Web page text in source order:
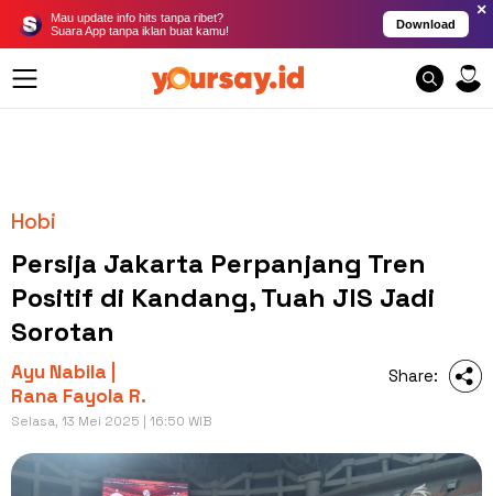
Mau update info hits tanpa ribet?
Suara App tanpa iklan buat kamu!
Download
×
Hobi
Persija Jakarta Perpanjang Tren
Positif di Kandang, Tuah JIS Jadi
Sorotan
Ayu Nabila |
Rana Fayola R.
Selasa, 13 Mei 2025 | 16:50 WIB
Share: